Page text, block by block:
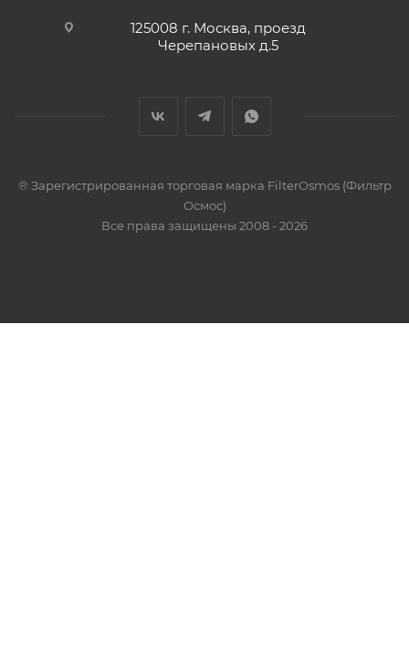
125008 г. Москва, проезд
Черепановых д.5
® Зарегистрированная торговая марка FilterOsmos (Фильтр
Осмос)
Все права защищены 2008 - 2026